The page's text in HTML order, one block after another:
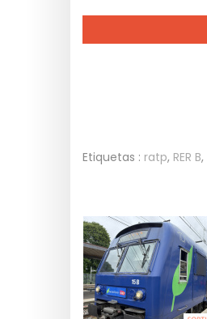
Etiquetas : ratp, RER B,